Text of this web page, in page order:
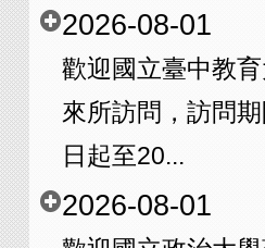
2026-08-01
歡迎國立臺中教
來所訪問，訪問
日起至20...
2026-08-01